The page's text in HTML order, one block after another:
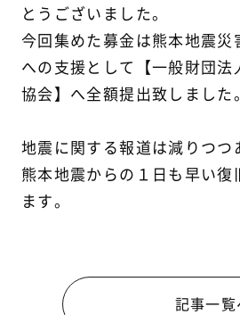
とうございました。
今回集めた募金は熊本地震災
への支援として【一般財団
協会】へ全額提出致しました。
地震に関する報道は減りつつ
熊本地震からの１日も早い復
ます。
記事一覧